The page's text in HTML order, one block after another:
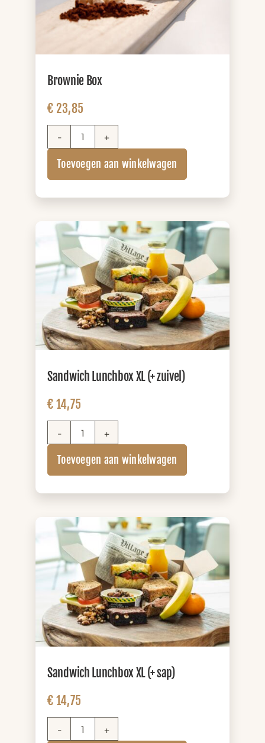
Brownie Box
€ 23,85
Brownie
aantal
Toevoegen aan winkelwagen
Sandwich Lunchbox XL (+ zuivel)
€ 14,75
Sandwich
Lunchbox
XL
Toevoegen aan winkelwagen
Sandwich Lunchbox XL (+ sap)
€ 14,75
Sandwich